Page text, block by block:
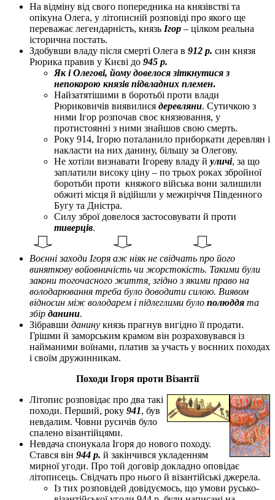
На відміну від свого попередника на князівстві та
опікуна Олега, у літописній розповіді про якого ще
переважає легендарність, князь Ігор – цілком реальна
історична постать.
Здобувши владу після смерті Олега в 912 р. син князя
Рюрика правив у Києві до 945 р.
Як і Олегові, йому довелося зіткнутися з
непокорою князів підвладних племен.
Найзатятішими в боротьбі проти влади
Рюриковичів виявилися деревляни. Сутичкою з
ними Ігор розпочав своє князювання, у
протистоянні з ними знайшов свою смерть.
Року 914, Ігорю поталанило приборкати деревлян і
накласти на них данину, більшу за Олегову.
Не хотіли визнавати Ігореву владу й уличі, за що
заплатили високу ціну – по трьох роках збройної
боротьби проти княжого війська вони залишили
обжиті місця й відійшли у межиріччя Південного
Бугу та Дністра.
Силу зброї довелося застосовувати й проти
тиверців.
Воєнні заходи Ігоря аж ніяк не свідчать про його
виняткову войовничість чи жорстокість. Такими були
закони тогочасного життя, згідно з якими право на
володарювання треба було доводити силою. Виявом
відносин між володарем і підлеглими було полюддя та
збір данини.
Зібравши данину князь прагнув вигідно її продати.
Грішми й заморським крамом він розраховувався із
найманими воїнами, платив за участь у воєнних походах
і своїм дружинникам.
Походи Ігоря проти Візантії
Літопис розповідає про два такі
походи. Перший, року 941, був
невдалим. Човни русичів було
спалено візантійцями.
Невдача спонукала Ігоря до нового походу.
Стався він 944 р. й закінчився укладенням
мирної угоди. Про той договір докладно оповідає
літописець. Свідчать про нього й візантійські джерела.
Із тих розповідей довідуємось, що умови русько-